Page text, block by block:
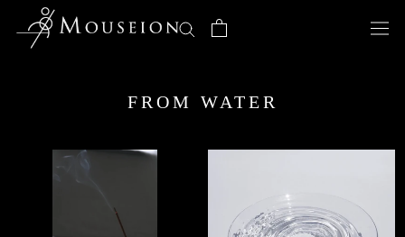
FROM WATER